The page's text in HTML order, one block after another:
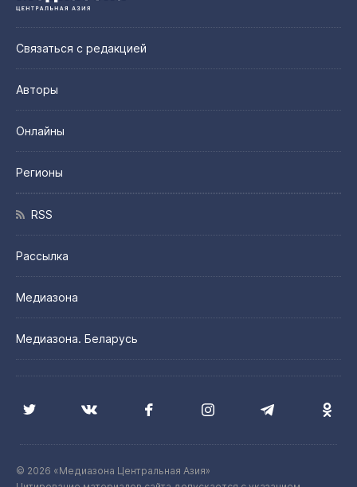
Связаться с редакцией
Авторы
Онлайны
Регионы
RSS
Рассылка
Медиазона
Медиазона. Беларусь
© 2026 «Медиазона Центральная Азия»